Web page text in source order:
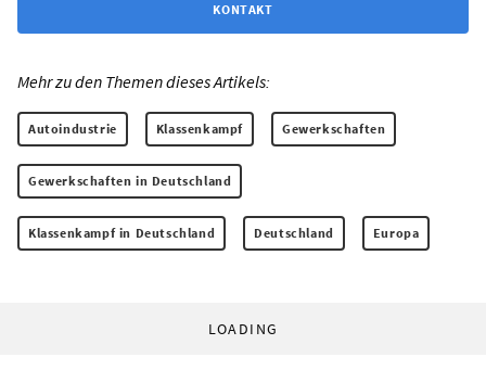
KONTAKT
Mehr zu den Themen dieses Artikels:
Autoindustrie Klassenkampf Gewerkschaften
Gewerkschaften in Deutschland
Klassenkampf in Deutschland Deutschland Europa
LOADING